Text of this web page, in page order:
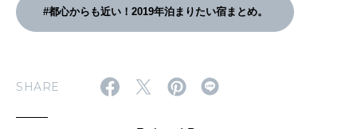
#都心からも近い！2019年泊まりたい宿まとめ。
SHARE